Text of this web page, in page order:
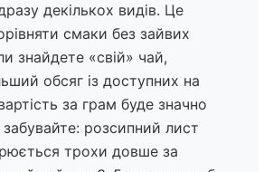
декількох видів. Це
смаки без зайвих
знайдете «свій» чай,
обсяг із доступних на
за грам буде значно
розсипний лист
трохи довше за